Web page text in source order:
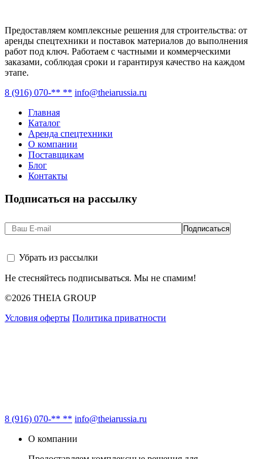
Предоставляем комплексные решения для строительства: от
аренды спецтехники и поставок материалов до выполнения
работ под ключ. Работаем с частными и коммерческими
заказами, соблюдая сроки и гарантируя качество на каждом
этапе.
8 (916) 070-** ** info@theiarussia.ru
Главная
Каталог
Аренда спецтехники
О компании
Поставщикам
Блог
Контакты
Подписаться на рассылку
Убрать из рассылки
Не стесняйтесь подписываться. Мы не спамим!
©2026 THEIA GROUP
Условия оферты Политика приватности
8 (916) 070-** ** info@theiarussia.ru
О компании